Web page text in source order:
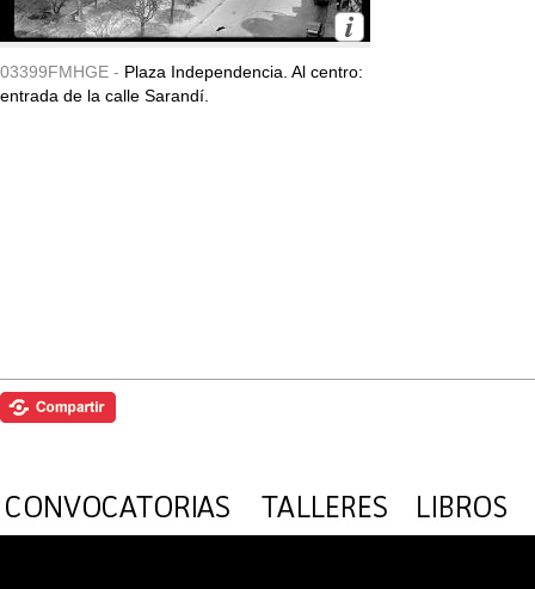
03399FMHGE - Plaza Independencia. Al centro:
entrada de la calle Sarandí.